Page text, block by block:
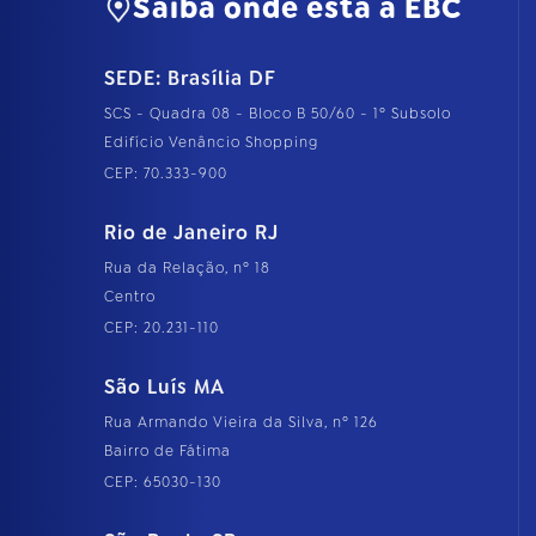
Saiba onde está a EBC
SEDE: Brasília DF
SCS - Quadra 08 - Bloco B 50/60 - 1º Subsolo
Edifício Venâncio Shopping
CEP: 70.333-900
Rio de Janeiro RJ
Rua da Relação, nº 18
Centro
CEP: 20.231-110
São Luís MA
Rua Armando Vieira da Silva, nº 126
Bairro de Fátima
CEP: 65030-130